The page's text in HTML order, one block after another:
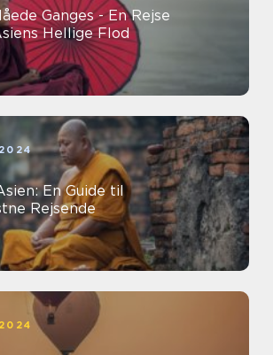
Ganges - En Rejse
Hellige Flod
En Guide til
Rejsende